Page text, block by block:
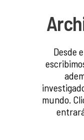
Desde
mundo.